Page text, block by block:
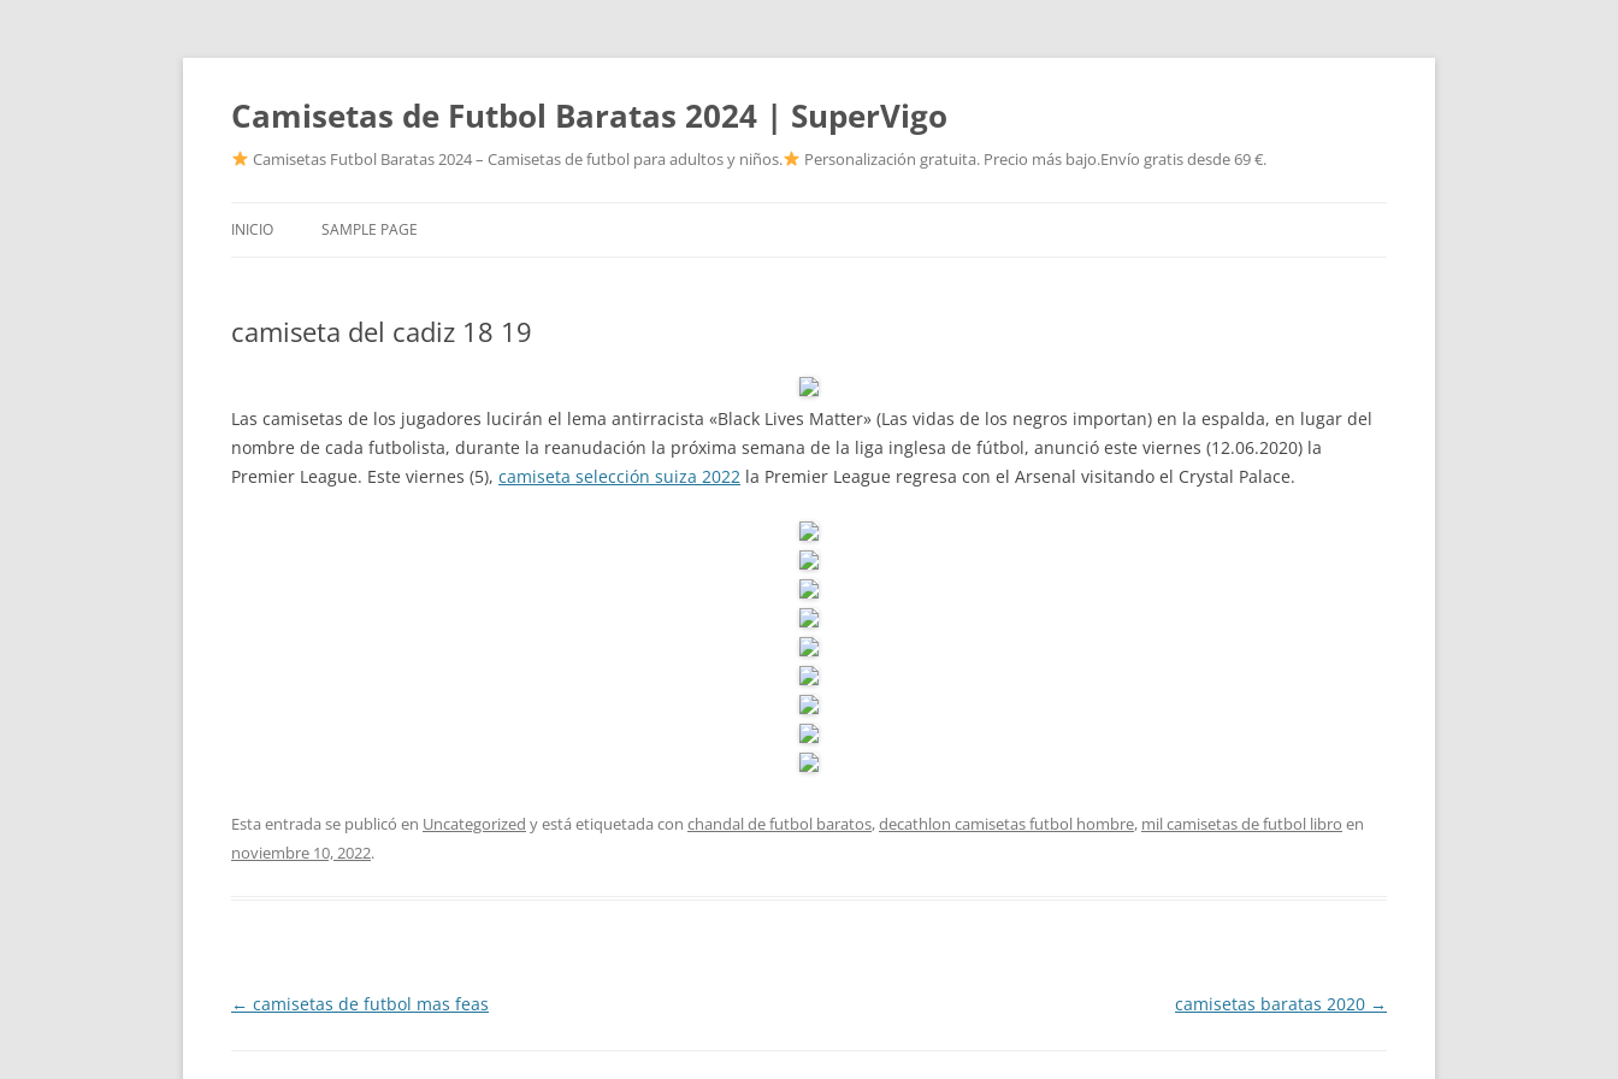
Camisetas de Futbol Baratas 2024 | SuperVigo
Camisetas Futbol Baratas 2024 – Camisetas de futbol para adultos y niños. Personalización gratuita. Precio más bajo.Envío gratis desde 69 €.
INICIO SAMPLE PAGE
camiseta del cadiz 18 19
Las camisetas de los jugadores lucirán el lema antirracista «Black Lives Matter» (Las vidas de los negros importan) en la espalda, en lugar del
nombre de cada futbolista, durante la reanudación la próxima semana de la liga inglesa de fútbol, anunció este viernes (12.06.2020) la
Premier League. Este viernes (5), camiseta selección suiza 2022 la Premier League regresa con el Arsenal visitando el Crystal Palace.
Esta entrada se publicó en Uncategorized y está etiquetada con chandal de futbol baratos,decathlon camisetas futbol hombre, mil camisetas de futbol libro en
noviembre 10, 2022.
Navegación
← camisetas de futbol mas feas camisetas baratas 2020 →